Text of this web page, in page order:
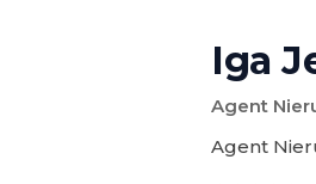
Iga
Agent
Agent